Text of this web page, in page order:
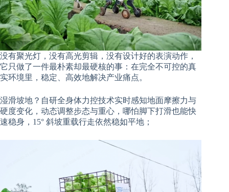
没有聚光灯，没有高光剪辑，没有设计好的表演动作，
它只做了一件最朴素却最硬核的事：在完全不可控的真
实环境里，稳定、高效地解决产业痛点。
湿滑坡地？自研全身体力控技术实时感知地面摩擦力与
硬度变化，动态调整步态与重心，哪怕脚下打滑也能快
速稳身，15° 斜坡重载行走依然稳如平地；